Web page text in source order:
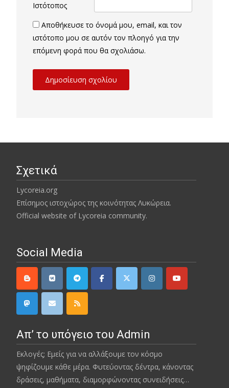
Ιστότοπος
Αποθήκευσε το όνομά μου, email, και τον
ιστότοπο μου σε αυτόν τον πλοηγό για την
επόμενη φορά που θα σχολιάσω.
Σχετικά
Lycoreia.org
Επίσημος ιστοχώρος της κοινότητας Λυκώρεια.
Official website of Lycoreia community.
Social Media
Απ’ το υπόγειο του Admin
Εκλογές; Εμείς για να αλλάξουμε τον κόσμο
ψηφίζουμε κάθε μέρα. Φυτεύοντας δέντρα, κάνοντας
δράσεις, μαθήματα, διαμορφώνοντας συνειδήσεις…